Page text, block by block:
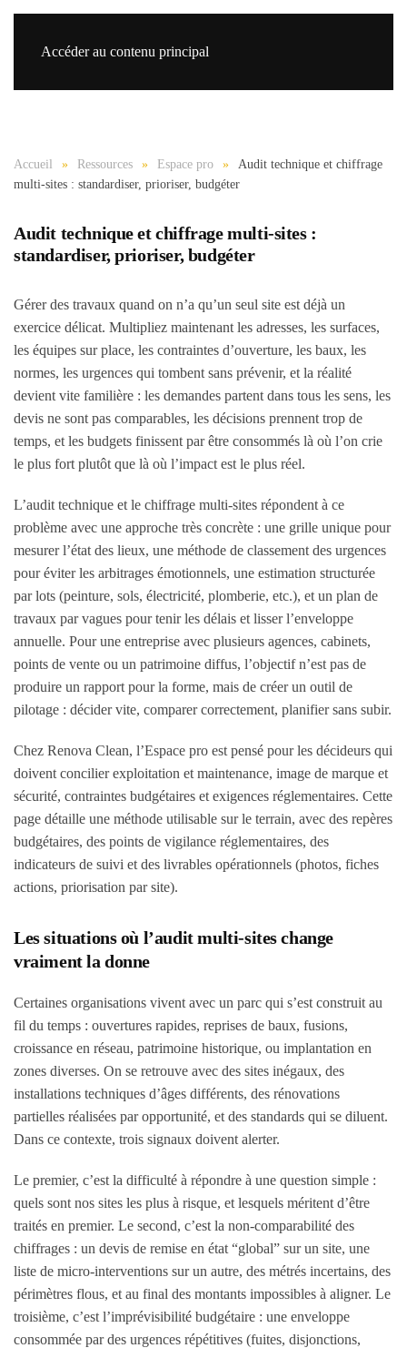
Accéder au contenu principal
Accueil Ressources Espace pro
Audit technique et chiffrage
multi-sites : standardiser, prioriser, budgéter
Audit technique et chiffrage multi-sites :
standardiser, prioriser, budgéter
Gérer des travaux quand on n’a qu’un seul site est déjà un
exercice délicat. Multipliez maintenant les adresses, les surfaces,
les équipes sur place, les contraintes d’ouverture, les baux, les
normes, les urgences qui tombent sans prévenir, et la réalité
devient vite familière : les demandes partent dans tous les sens, les
devis ne sont pas comparables, les décisions prennent trop de
temps, et les budgets finissent par être consommés là où l’on crie
le plus fort plutôt que là où l’impact est le plus réel.
L’audit technique et le chiffrage multi-sites répondent à ce
problème avec une approche très concrète : une grille unique pour
mesurer l’état des lieux, une méthode de classement des urgences
pour éviter les arbitrages émotionnels, une estimation structurée
par lots (peinture, sols, électricité, plomberie, etc.), et un plan de
travaux par vagues pour tenir les délais et lisser l’enveloppe
annuelle. Pour une entreprise avec plusieurs agences, cabinets,
points de vente ou un patrimoine diffus, l’objectif n’est pas de
produire un rapport pour la forme, mais de créer un outil de
pilotage : décider vite, comparer correctement, planifier sans subir.
Chez Renova Clean, l’Espace pro est pensé pour les décideurs qui
doivent concilier exploitation et maintenance, image de marque et
sécurité, contraintes budgétaires et exigences réglementaires. Cette
page détaille une méthode utilisable sur le terrain, avec des repères
budgétaires, des points de vigilance réglementaires, des
indicateurs de suivi et des livrables opérationnels (photos, fiches
actions, priorisation par site).
Les situations où l’audit multi-sites change
vraiment la donne
Certaines organisations vivent avec un parc qui s’est construit au
fil du temps : ouvertures rapides, reprises de baux, fusions,
croissance en réseau, patrimoine historique, ou implantation en
zones diverses. On se retrouve avec des sites inégaux, des
installations techniques d’âges différents, des rénovations
partielles réalisées par opportunité, et des standards qui se diluent.
Dans ce contexte, trois signaux doivent alerter.
Le premier, c’est la difficulté à répondre à une question simple :
quels sont nos sites les plus à risque, et lesquels méritent d’être
traités en premier. Le second, c’est la non-comparabilité des
chiffrages : un devis de remise en état “global” sur un site, une
liste de micro-interventions sur un autre, des métrés incertains, des
périmètres flous, et au final des montants impossibles à aligner. Le
troisième, c’est l’imprévisibilité budgétaire : une enveloppe
consommée par des urgences répétitives (fuites, disjonctions,